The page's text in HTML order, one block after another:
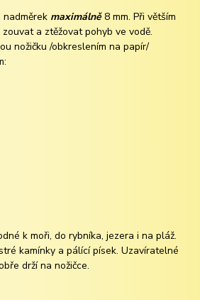
maximálně8 mm. Při větším
a ztěžovat pohyb ve vodě.
nožičku /obkreslením na papír/
k moři, do rybníka, jezera i na pláž.
kamínky a pálící písek. Uzavíratelné
drží na nožičce.